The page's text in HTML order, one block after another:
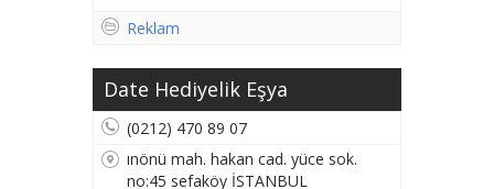
Reklam
Date Hediyelik Eşya
(0212) 470 89 07
ınönü mah. hakan cad. yüce sok.
no:45 sefaköy İSTANBUL